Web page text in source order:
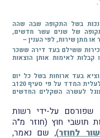
בשל התקופה שבה שהה
של שנים עשר חדשים,
מתן שירות, לפי הענין –
ששילם בעד דירה ששכר
לאימות אותן הוצאות
על 340 ש"ח שהוציא בעד ארוחות בשל כל יום
שהייה בישראל; הסכום האמור יותאם לעלית המדד על פי סעיף 120ב
לעשרה השקלים החדשים
שפורסם על-ידי רשות
לתקנה 2 לתקנות תושבי חוץ (חוזר מ"ה
לחוזר), שם נאמר,